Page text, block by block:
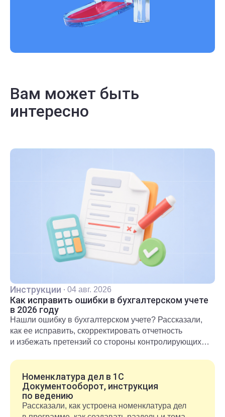
Вам может быть
интересно
Инструкции · 04 авг. 2026
Как исправить ошибки в бухгалтерском учете
в 2026 году
Нашли ошибку в бухгалтерском учете? Рассказали,
как ее исправить, скорректировать отчетность
и избежать претензий со стороны контролирующих
Номенклатура дел в 1С
Документооборот, инструкция
по ведению
Рассказали, как устроена номенклатура дел